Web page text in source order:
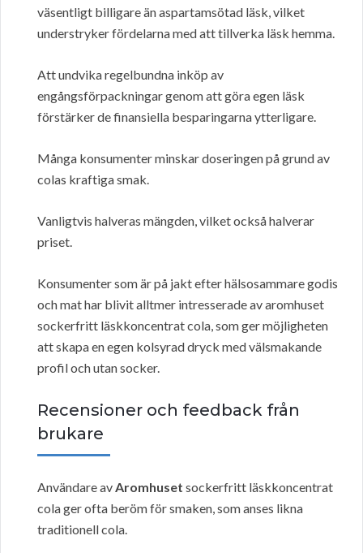
väsentligt billigare än aspartamsötad läsk, vilket
understryker fördelarna med att tillverka läsk hemma.
Att undvika regelbundna inköp av
engångsförpackningar genom att göra egen läsk
förstärker de finansiella besparingarna ytterligare.
Många konsumenter minskar doseringen på grund av
colas kraftiga smak.
Vanligtvis halveras mängden, vilket också halverar
priset.
Konsumenter som är på jakt efter hälsosammare godis
och mat har blivit alltmer intresserade av aromhuset
sockerfritt läskkoncentrat cola, som ger möjligheten
att skapa en egen kolsyrad dryck med välsmakande
profil och utan socker.
Recensioner och feedback från
brukare
Användare avAromhuset sockerfritt läskkoncentrat
cola ger ofta beröm för smaken, som anses likna
traditionell cola.